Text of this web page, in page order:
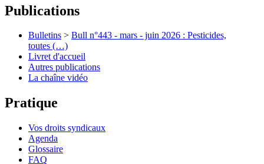
Publications
Bulletins > Bull n°443 - mars - juin 2026 : Pesticides,
toutes (…)
Livret d'accueil
Autres publications
La chaîne vidéo
Pratique
Vos droits syndicaux
Agenda
Glossaire
FAQ